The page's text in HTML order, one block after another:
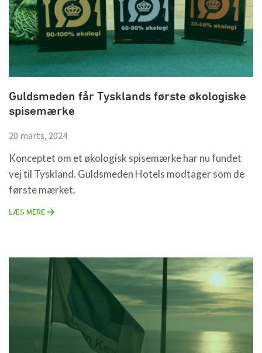
Guldsmeden får Tysklands første økologiske
spisemærke
20 marts, 2024
Konceptet om et økologisk spisemærke har nu fundet
vej til Tyskland. Guldsmeden Hotels modtager som de
første mærket.
LÆS MERE